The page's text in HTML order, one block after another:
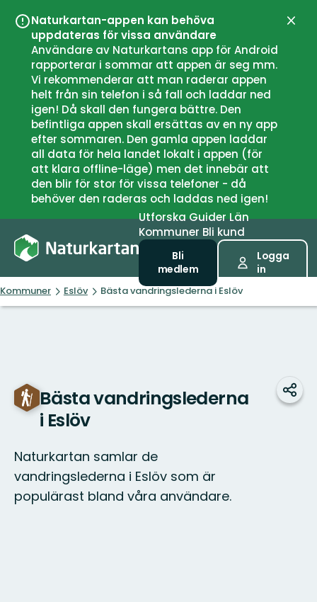
Naturkartan-appen kan behöva
uppdateras för vissa användare
Användare av Naturkartans app för Android
rapporterar i sommar att appen är seg mm.
Vi rekommenderar att man raderar appen
helt från sin telefon i så fall och laddar ned
igen! Då skall den fungera bättre. Den
befintliga appen skall ersättas av en ny app
efter sommaren. Den gamla appen laddar
all data för hela landet lokalt i appen (för
att klara offline-läge) men det innebär att
den blir för stor för vissa telefoner - då
behöver den raderas och laddas ned igen!
UtforskaGuiderLän
Kommuner Bli kund
Bli
medlem
Logga
in
Kommuner Eslöv Bästa vandringslederna i Eslöv
Bästa vandringslederna
i Eslöv
Naturkartan samlar de
vandringslederna i Eslöv som är
populärast bland våra användare.
Dela